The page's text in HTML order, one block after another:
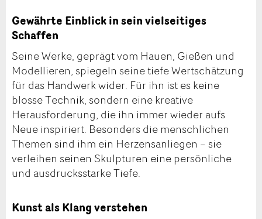
Gewährte Einblick in sein vielseitiges
Schaffen
Seine Werke, geprägt vom Hauen, Gießen und
Modellieren, spiegeln seine tiefe Wertschätzung
für das Handwerk wider. Für ihn ist es keine
blosse Technik, sondern eine kreative
Herausforderung, die ihn immer wieder aufs
Neue inspiriert. Besonders die menschlichen
Themen sind ihm ein Herzensanliegen – sie
verleihen seinen Skulpturen eine persönliche
und ausdrucksstarke Tiefe.
Kunst als Klang verstehen